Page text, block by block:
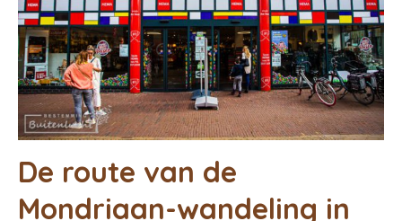
De route van de
Mondriaan-wandeling in